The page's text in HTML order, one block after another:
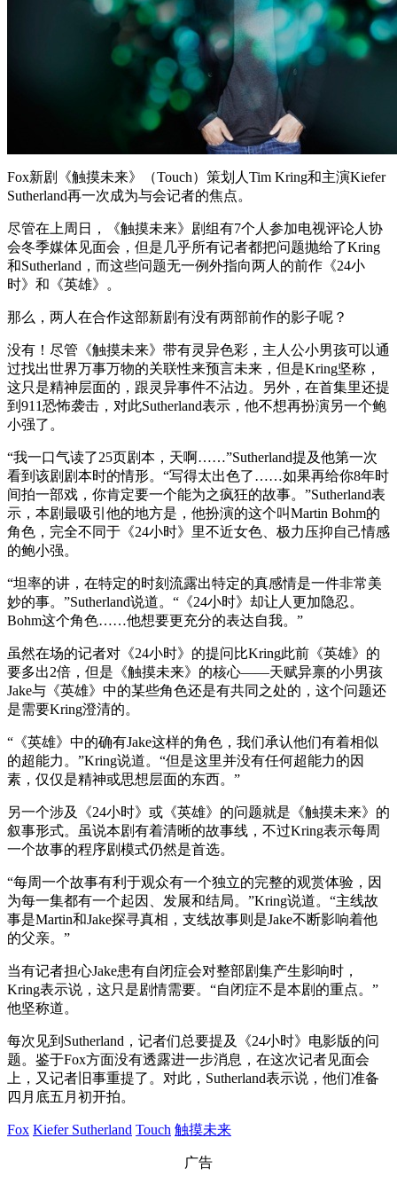
Fox新剧《触摸未来》（Touch）策划人Tim Kring和主演Kiefer
Sutherland再一次成为与会记者的焦点。
尽管在上周日，《触摸未来》剧组有7个人参加电视评论人协
会冬季媒体见面会，但是几乎所有记者都把问题抛给了Kring
和Sutherland，而这些问题无一例外指向两人的前作《24小
时》和《英雄》。
那么，两人在合作这部新剧有没有两部前作的影子呢？
没有！尽管《触摸未来》带有灵异色彩，主人公小男孩可以通
过找出世界万事万物的关联性来预言未来，但是Kring坚称，
这只是精神层面的，跟灵异事件不沾边。另外，在首集里还提
到911恐怖袭击，对此Sutherland表示，他不想再扮演另一个鲍
小强了。
“我一口气读了25页剧本，天啊……”Sutherland提及他第一次
看到该剧剧本时的情形。“写得太出色了……如果再给你8年时
间拍一部戏，你肯定要一个能为之疯狂的故事。”Sutherland表
示，本剧最吸引他的地方是，他扮演的这个叫Martin Bohm的
角色，完全不同于《24小时》里不近女色、极力压抑自己情感
的鲍小强。
“坦率的讲，在特定的时刻流露出特定的真感情是一件非常美
妙的事。”Sutherland说道。“《24小时》却让人更加隐忍。
Bohm这个角色……他想要更充分的表达自我。”
虽然在场的记者对《24小时》的提问比Kring此前《英雄》的
要多出2倍，但是《触摸未来》的核心——天赋异禀的小男孩
Jake与《英雄》中的某些角色还是有共同之处的，这个问题还
是需要Kring澄清的。
“《英雄》中的确有Jake这样的角色，我们承认他们有着相似
的超能力。”Kring说道。“但是这里并没有任何超能力的因
素，仅仅是精神或思想层面的东西。”
另一个涉及《24小时》或《英雄》的问题就是《触摸未来》的
叙事形式。虽说本剧有着清晰的故事线，不过Kring表示每周
一个故事的程序剧模式仍然是首选。
“每周一个故事有利于观众有一个独立的完整的观赏体验，因
为每一集都有一个起因、发展和结局。”Kring说道。“主线故
事是Martin和Jake探寻真相，支线故事则是Jake不断影响着他
的父亲。”
当有记者担心Jake患有自闭症会对整部剧集产生影响时，
Kring表示说，这只是剧情需要。“自闭症不是本剧的重点。”
他坚称道。
每次见到Sutherland，记者们总要提及《24小时》电影版的问
题。鉴于Fox方面没有透露进一步消息，在这次记者见面会
上，又记者旧事重提了。对此，Sutherland表示说，他们准备
四月底五月初开拍。
Fox Kiefer Sutherland Touch 触摸未来
广告